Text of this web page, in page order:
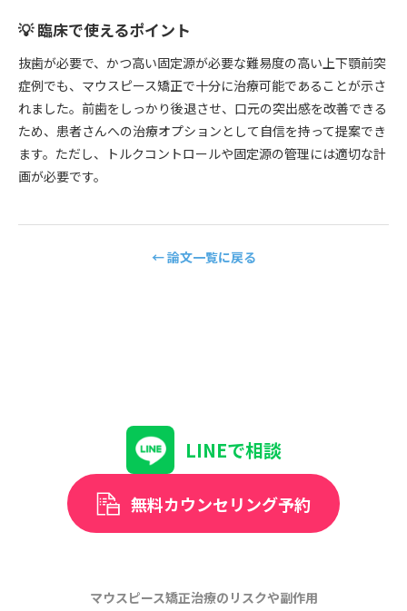
💡 臨床で使えるポイント
抜歯が必要で、かつ高い固定源が必要な難易度の高い上下顎前突
症例でも、マウスピース矯正で十分に治療可能であることが示さ
れました。前歯をしっかり後退させ、口元の突出感を改善できる
ため、患者さんへの治療オプションとして自信を持って提案でき
ます。ただし、トルクコントロールや固定源の管理には適切な計
画が必要です。
← 論文一覧に戻る
LINEで相談
無料カウンセリング予約
マウスピース矯正治療のリスクや副作用